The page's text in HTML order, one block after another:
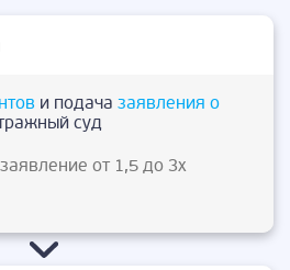
и подача заявления о
суд
от 1,5 до 3х